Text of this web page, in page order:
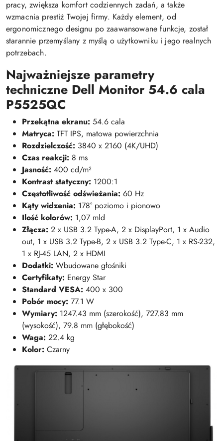
pracy, zwiększa komfort codziennych zadań, a także
wzmacnia prestiż Twojej firmy. Każdy element, od
ergonomicznego designu po zaawansowane funkcje, został
starannie przemyślany z myślą o użytkowniku i jego realnych
potrzebach.
Najważniejsze parametry
techniczne Dell Monitor 54.6 cala
P5525QC
Przekątna ekranu: 54.6 cala
Matryca: TFT IPS, matowa powierzchnia
Rozdzielczość: 3840 x 2160 (4K/UHD)
Czas reakcji: 8 ms
Jasność: 400 cd/m²
Kontrast statyczny: 1200:1
Częstotliwość odświeżania: 60 Hz
Kąty widzenia: 178° poziomo i pionowo
Ilość kolorów: 1,07 mld
Złącza: 2 x USB 3.2 Type-A, 2 x DisplayPort, 1 x Audio
out, 1 x USB 3.2 Type-B, 2 x USB 3.2 Type-C, 1 x RS-232,
1 x RJ-45 LAN, 2 x HDMI
Dodatki: Wbudowane głośniki
Certyfikaty: Energy Star
Standard VESA: 400 x 300
Pobór mocy: 77.1 W
Wymiary: 1247.43 mm (szerokość), 727.83 mm
(wysokość), 79.8 mm (głębokość)
Waga: 22.4 kg
Kolor: Czarny